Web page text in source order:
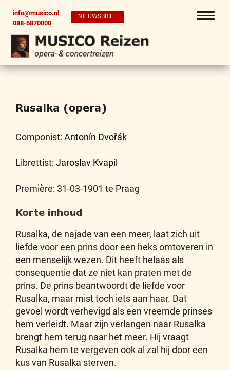
info@musico.nl
088-6870000
NIEUWSBRIEF
Rusalka (opera)
Componist: Antonín Dvořák
Librettist: Jaroslav Kvapil
Première: 31-03-1901 te Praag
Korte inhoud
Rusalka, de najade van een meer, laat zich uit
liefde voor een prins door een heks omtoveren in
een menselijk wezen. Dit heeft helaas als
consequentie dat ze niet kan praten met de
prins. De prins beantwoordt de liefde voor
Rusalka, maar mist toch iets aan haar. Dat
gevoel wordt verhevigd als een vreemde prinses
hem verleidt. Maar zijn verlangen naar Rusalka
brengt hem terug naar het meer. Hij vraagt
Rusalka hem te vergeven ook al zal hij door een
kus van Rusalka sterven.